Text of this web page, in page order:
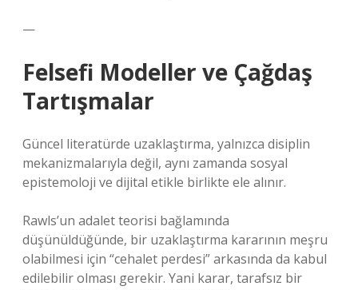
—
Felsefi Modeller ve Çağdaş
Tartışmalar
Güncel literatürde uzaklaştırma, yalnızca disiplin
mekanizmalarıyla değil, aynı zamanda sosyal
epistemoloji ve dijital etikle birlikte ele alınır.
Rawls’un adalet teorisi bağlamında
düşünüldüğünde, bir uzaklaştırma kararının meşru
olabilmesi için “cehalet perdesi” arkasında da kabul
edilebilir olması gerekir. Yani karar, tarafsız bir